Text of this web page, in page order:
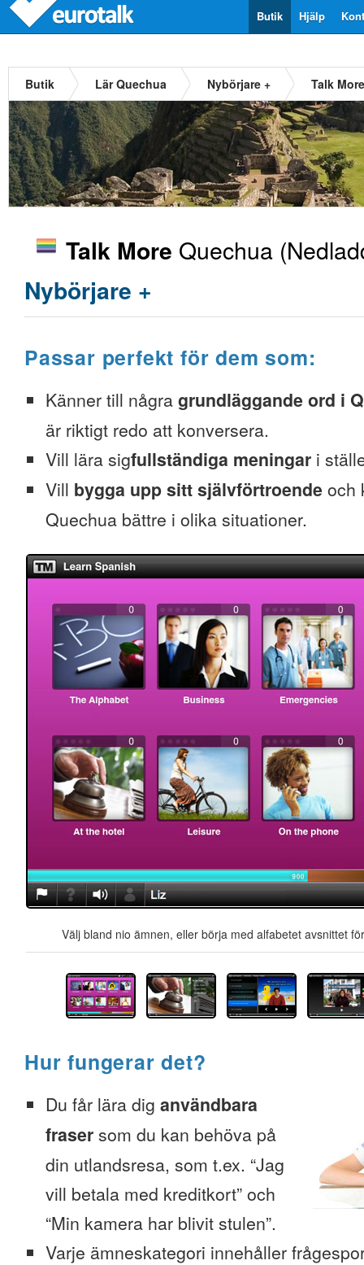
Hjälp
Butik
Butik Lär Quechua Nybörjare + Talk
Talk More Quechua
Nybörjare +
Passar perfekt för dem som:
Känner till några grundläggande ord i
är riktigt redo att konversera.
Vill lära sigfullständiga meningar i
Vill bygga upp sitt självförtroende och
Quechua bättre i olika situationer.
Välj bland nio ämnen, eller börja med alfabetet avsnittet
Hur fungerar det?
Du får lära dig användbara
fraser som du kan behöva på
din utlandsresa, som t.ex. “Jag
vill betala med kreditkort” och
“Min kamera har blivit stulen”.
Varje ämneskategori innehåller